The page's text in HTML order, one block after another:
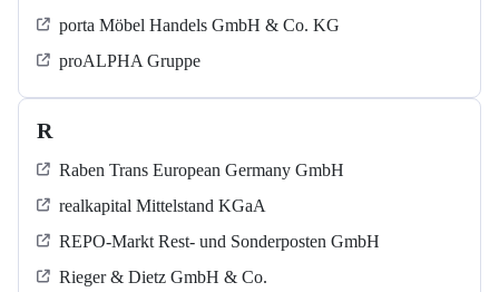
porta Möbel Handels GmbH & Co. KG
proALPHA Gruppe
R
Raben Trans European Germany GmbH
realkapital Mittelstand KGaA
REPO-Markt Rest- und Sonderposten GmbH
Rieger & Dietz GmbH & Co.